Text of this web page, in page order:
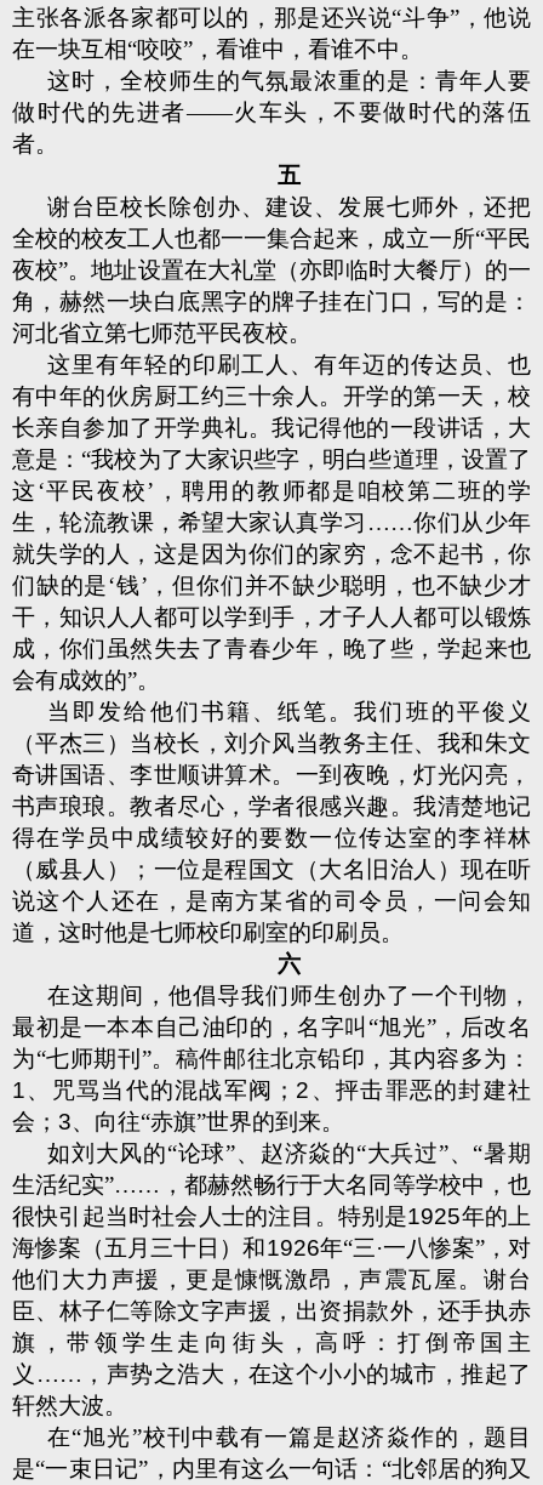
主张各派各家都可以的，那是还兴说“斗争”，他说
在一块互相“咬咬”，看谁中，看谁不中。
这时，全校师生的气氛最浓重的是：青年人要
做时代的先进者——火车头，不要做时代的落伍
者。
五
谢台臣校长除创办、建设、发展七师外，还把
全校的校友工人也都一一集合起来，成立一所“平民
夜校”。地址设置在大礼堂（亦即临时大餐厅）的一
角，赫然一块白底黑字的牌子挂在门口，写的是：
河北省立第七师范平民夜校。
这里有年轻的印刷工人、有年迈的传达员、也
有中年的伙房厨工约三十余人。开学的第一天，校
长亲自参加了开学典礼。我记得他的一段讲话，大
意是：“我校为了大家识些字，明白些道理，设置了
这‘平民夜校’，聘用的教师都是咱校第二班的学
生，轮流教课，希望大家认真学习……你们从少年
就失学的人，这是因为你们的家穷，念不起书，你
们缺的是‘钱’，但你们并不缺少聪明，也不缺少才
干，知识人人都可以学到手，才子人人都可以锻炼
成，你们虽然失去了青春少年，晚了些，学起来也
会有成效的”。
当即发给他们书籍、纸笔。我们班的平俊义
（平杰三）当校长，刘介风当教务主任、我和朱文
奇讲国语、李世顺讲算术。一到夜晚，灯光闪亮，
书声琅琅。教者尽心，学者很感兴趣。我清楚地记
得在学员中成绩较好的要数一位传达室的李祥林
（威县人）；一位是程国文（大名旧治人）现在听
说这个人还在，是南方某省的司令员，一问会知
道，这时他是七师校印刷室的印刷员。
六
在这期间，他倡导我们师生创办了一个刊物，
最初是一本本自己油印的，名字叫“旭光”，后改名
为“七师期刊”。稿件邮往北京铅印，其内容多为：
1、咒骂当代的混战军阀； 2 、抨击罪恶的封建社
会； 3、向往“赤旗”世界的到来。
如刘大风的“论球”、赵济焱的“大兵过”、“暑期
生活纪实”……，都赫然畅行于大名同等学校中，也
很快引起当时社会人士的注目。特别是1925年的上
海惨案（五月三十日）和1926年“三·一八惨案”，对
他们大力声援，更是慷慨激昂，声震瓦屋。谢台
臣、林子仁等除文字声援，出资捐款外，还手执赤
旗，带领学生走向街头，高呼：打倒帝国主
义……，声势之浩大，在这个小小的城市，推起了
轩然大波。
在“旭光”校刊中载有一篇是赵济焱作的，题目
是“一束日记”，内里有这么一句话：“北邻居的狗又